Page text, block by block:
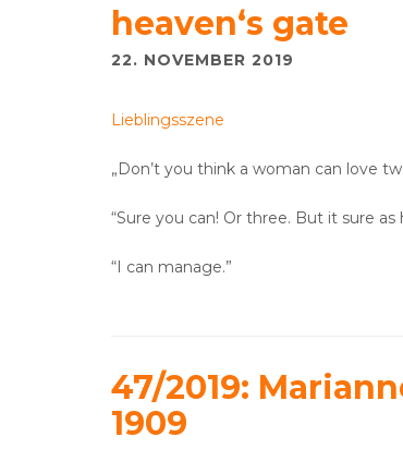
heaven‘s gate
22. NOVEMBER 2019
Lieblingsszene
„Don’t you think a woman can love
“Sure you can! Or three. But it sure as
“I can manage.”
47/2019:
1909